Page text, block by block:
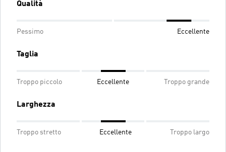
Qualità
Pessimo Eccellente
Taglia
Troppo piccolo Eccellente Troppo grande
Larghezza
Troppo stretto Eccellente Troppo largo